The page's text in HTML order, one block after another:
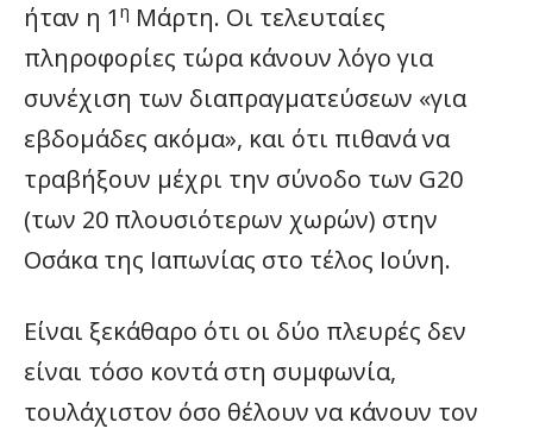
ήταν η 1 η Μάρτη. Οι τελευταίες
πληροφορίες τώρα κάνουν λόγο για
συνέχιση των διαπραγματεύσεων «για
εβδομάδες ακόμα», και ότι πιθανά να
τραβήξουν μέχρι την σύνοδο των G20
(των 20 πλουσιότερων χωρών) στην
Οσάκα της Ιαπωνίας στο τέλος Ιούνη.
Είναι ξεκάθαρο ότι οι δύο πλευρές δεν
είναι τόσο κοντά στη συμφωνία,
τουλάχιστον όσο θέλουν να κάνουν τον